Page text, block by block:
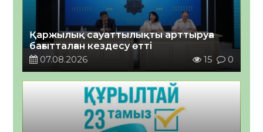
Қаржылық сауаттылықты арттыруға
бағытталған кездесу өтті
07.08.2026
15 0